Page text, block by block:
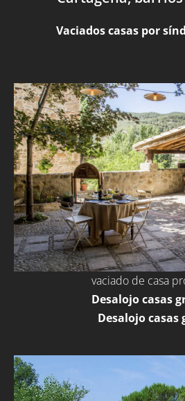
Vaciados casas por
vaciado de casa
Desalojo casas
Desalojo casas